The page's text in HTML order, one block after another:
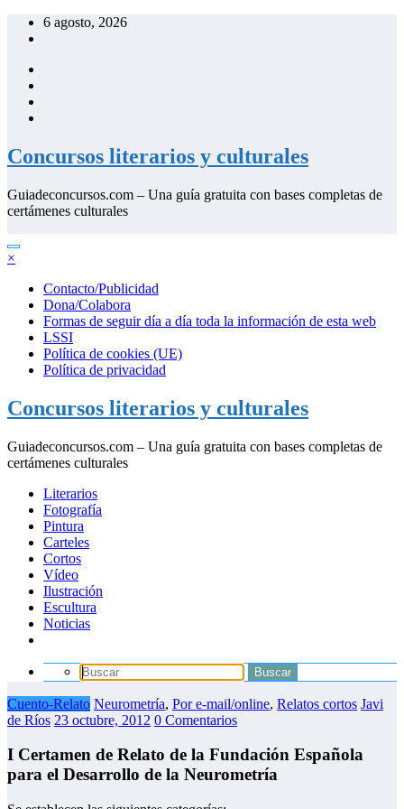
Saltar
6 agosto, 2026
Concursos literarios y culturales
Guiadeconcursos.com – Una guía gratuita con bases completas de
certámenes culturales
×
Contacto/Publicidad
Dona/Colabora
Formas de seguir día a día toda la información de esta web
LSSI
Política de cookies (UE)
Política de privacidad
Concursos literarios y culturales
Guiadeconcursos.com – Una guía gratuita con bases completas de
certámenes culturales
Literarios
Fotografía
Pintura
Carteles
Cortos
Vídeo
Ilustración
Escultura
Noticias
Cuento-Relato Neurometría, Por e-mail/online, Relatos cortos Javi
de Ríos 23 octubre, 2012 0 Comentarios
I Certamen de Relato de la Fundación Española
para el Desarrollo de la Neurometría